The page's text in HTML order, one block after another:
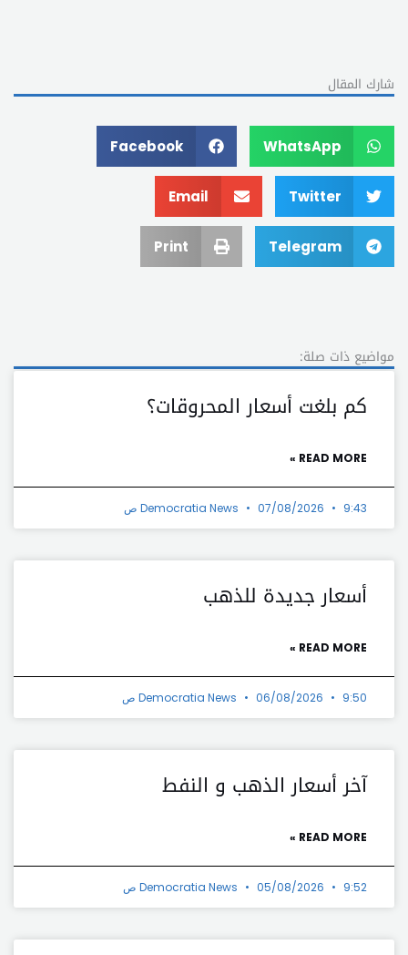
شارك المقال
WhatsApp
Facebook
Twitter
Email
Telegram
Print
مواضيع ذات صلة:
كم بلغت أسعار المحروقات؟
READ MORE »
Democratia News 07/08/2026 9:43 ص
أسعار جديدة للذهب
READ MORE »
Democratia News 06/08/2026 9:50 ص
آخر أسعار الذهب و النفط
READ MORE »
Democratia News 05/08/2026 9:52 ص